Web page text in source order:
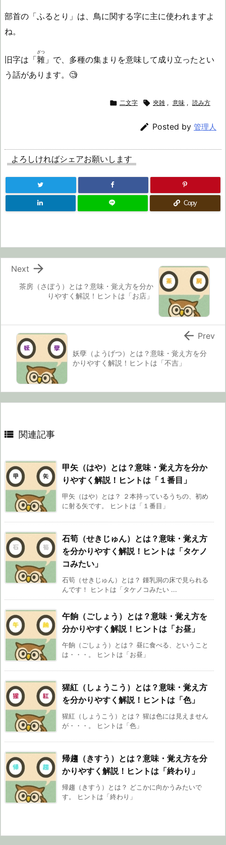
部首の「ふるとり」は、鳥に関する字に主に使われますよ
ね。
旧字は「雜
ざつ
」で、多種の集まりを意味して成り立ったとい
う話があります。🧐
 二文字  夾雑 , 意味 , 読み方
 Posted by 管理人
よろしければシェアお願いします
Copy
茶房（さぼう）とは？意味・覚え方を分か
りやすく解説！ヒントは「お店」

Next
妖孽（ようげつ）とは？意味・覚え方を分
かりやすく解説！ヒントは「不吉」
 Prev
 関連記事
甲矢（はや）とは？意味・覚え方を分か
りやすく解説！ヒントは「１番目」
甲矢（はや）とは？ ２本持っているうちの、初め
に射る矢です。 ヒントは「１番目」
石筍（せきじゅん）とは？意味・覚え方
を分かりやすく解説！ヒントは「タケノ
コみたい」
石筍（せきじゅん）とは？ 鍾乳洞の床で見られる
んです！ ヒントは「タケノコみたい ...
午餉（ごしょう）とは？意味・覚え方を
分かりやすく解説！ヒントは「お昼」
午餉（ごしょう）とは？ 昼に食べる、ということ
は・・・。 ヒントは「お昼」
猩紅（しょうこう）とは？意味・覚え方
を分かりやすく解説！ヒントは「色」
猩紅（しょうこう）とは？ 猩は色には見えません
が・・・。 ヒントは「色」
帰趨（きすう）とは？意味・覚え方を分
かりやすく解説！ヒントは「終わり」
帰趨（きすう）とは？ どこかに向かうみたいで
す。 ヒントは「終わり」